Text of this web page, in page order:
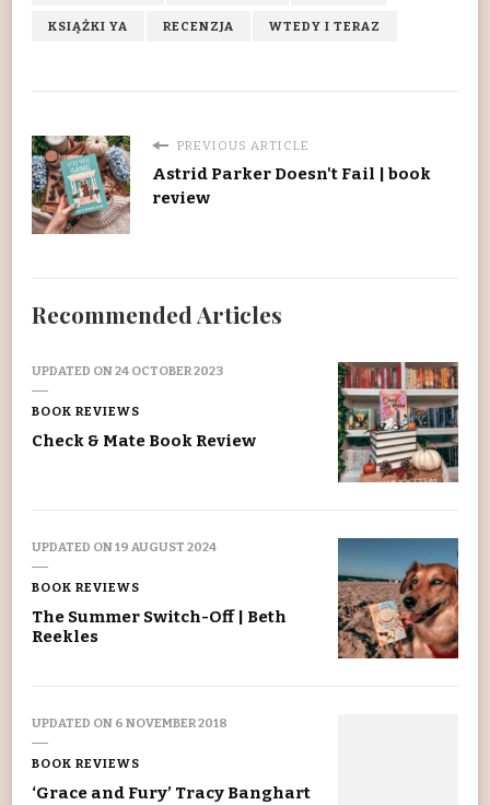
KSIĄŻKI YA RECENZJA WTEDY I TERAZ
PREVIOUS ARTICLE
Astrid Parker Doesn't Fail | book
review
Recommended Articles
UPDATED ON24 OCTOBER 2023
BOOK REVIEWS
Check & Mate Book Review
UPDATED ON19 AUGUST 2024
BOOK REVIEWS
The Summer Switch-Off | Beth
Reekles
UPDATED ON 6 NOVEMBER 2018
BOOK REVIEWS
‘Grace and Fury’ Tracy Banghart